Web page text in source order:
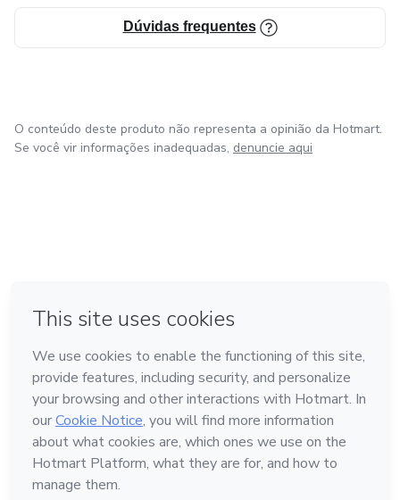
Dúvidas frequentes
O conteúdo deste produto não representa a opinião da Hotmart.
Se você vir informações inadequadas, denuncie aqui
Feito com ❤ em Bogotá
Conheça a Hotmart
Idioma
Português